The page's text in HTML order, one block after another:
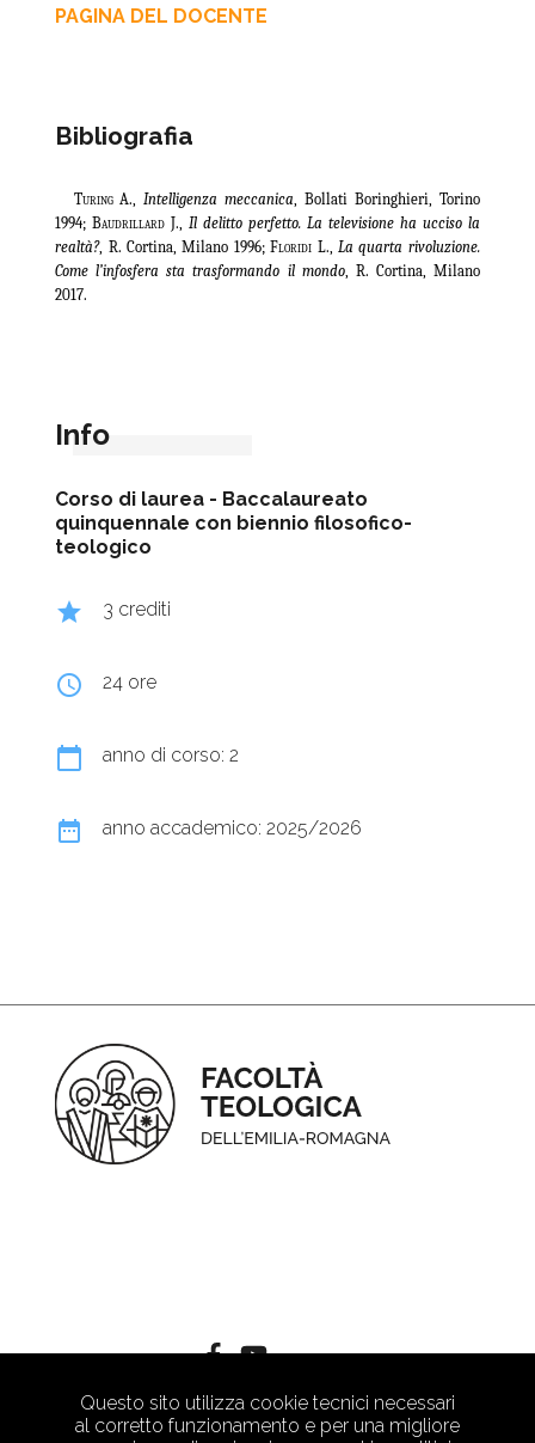
Questo sito utilizza cookie tecnici necessari
al corretto funzionamento e per una migliore
PAGINA DEL DOCENTE
Bibliografia
Turing A.,Intelligenza meccanica, Bollati Boringhieri, Torino
1994;Baudrillard J.,Il delitto perfetto. La televisione ha ucciso la
realtà?, R. Cortina, Milano 1996;Floridi L., La quarta rivoluzione.
Come l’infosfera sta trasformando il mondo, R. Cortina, Milano
2017.
Info
Corso di laurea - Baccalaureato
quinquennale con biennio filosofico-
teologico
grade 3 crediti
query_builder 24 ore
calendar_today anno di corso: 2
date_range anno accademico: 2025/2026